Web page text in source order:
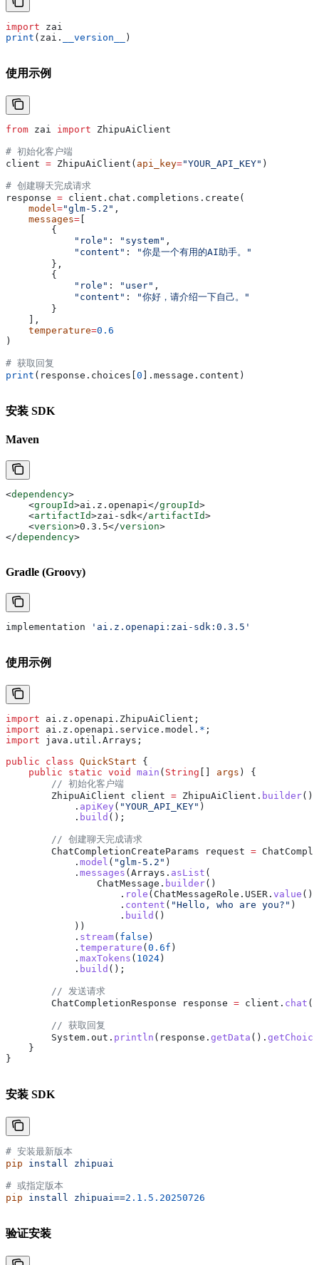
import zai
print (zai. __version__ )
使用示例
from zai import ZhipuAiClient
# 初始化客户端
client = ZhipuAiClient( api_key="YOUR_API_KEY" )
# 创建聊天完成请求
response = client.chat.completions.create(
    model
="glm-5.2" ,
    messages
=
        {
            "role"
: "system" ,
            "content"
:
"你是一个有用的AI助手。"
        },
        {
            "role"
: "user" ,
            "content"
:
"你好，请介绍一下自己。"
        }
    ],
    temperature
=0.6
)
# 获取回复
print (response.choices[ 0 ].message.content)
安装 SDK
Maven
<dependency>
    <
groupId>ai.z.openapi</groupId>
    <
artifactId>zai-sdk</artifactId>
    <
version>0.3.5</version>
</dependency>
Gradle (Groovy)
implementation 'ai.z.openapi:zai-sdk:0.3.5'
使用示例
import ai.z.openapi.ZhipuAiClient;
import ai.z.openapi.service.model. * ;
import java.util.Arrays;
public class QuickStart {
    public
static void main ( String args ) {
        // 初始化客户端
        ZhipuAiClient
client = ZhipuAiClient . builder().
            .
apiKey ( "YOUR_API_KEY" )
            .
build ();
        // 创建聊天完成请求
        ChatCompletionCreateParams
request =
            .
model ( "glm-5.2" )
            .
messages ( Arrays . asList (
                ChatMessage
. builder()
                    .
role ( ChatMessageRole . USER . value ())
                    .
content ( "Hello, who are you?" )
                    .
build ()
            ))
            .
stream( false )
            .
temperature ( 0.6f )
            .
maxTokens ( 1024 )
            .
build ();
        // 发送请求
        ChatCompletionResponse
response = client . chat
        // 获取回复
        System
. out . println ( response . getData ().
    }
}
安装 SDK
# 安装最新版本
pip install zhipuai
# 或指定版本
pip install zhipuai==2.1.5.20250726
验证安装